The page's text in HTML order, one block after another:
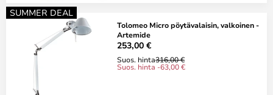
SUMMER DEAL
Tolomeo Micro pöytävalaisin, valkoinen -
Artemide
253,00 €
Suos. hinta316,00 €
Suos. hinta -63,00 €